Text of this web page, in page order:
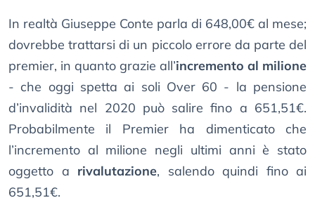
In realtà Giuseppe Conte parla di 648,00€ al mese;
dovrebbe trattarsi di un piccolo errore da parte del
premier, in quanto grazie all’incremento al milione
- che oggi spetta ai soli Over 60 - la pensione
d’invalidità nel 2020 può salire fino a 651,51€.
Probabilmente il Premier ha dimenticato che
l’incremento al milione negli ultimi anni è stato
oggetto a rivalutazione, salendo quindi fino ai
651,51€.